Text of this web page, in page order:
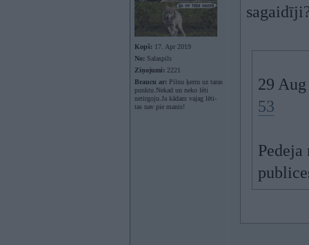
Kopš: 17. Apr 2019
No: Salaspils
Ziņojumi: 2221
Braucu ar: Pilnu ķerru uz taras
punktu.Nekad un neko lēti
netirgoju.Ja kādam vajag lēti-
tas nav pie manis!
29
53